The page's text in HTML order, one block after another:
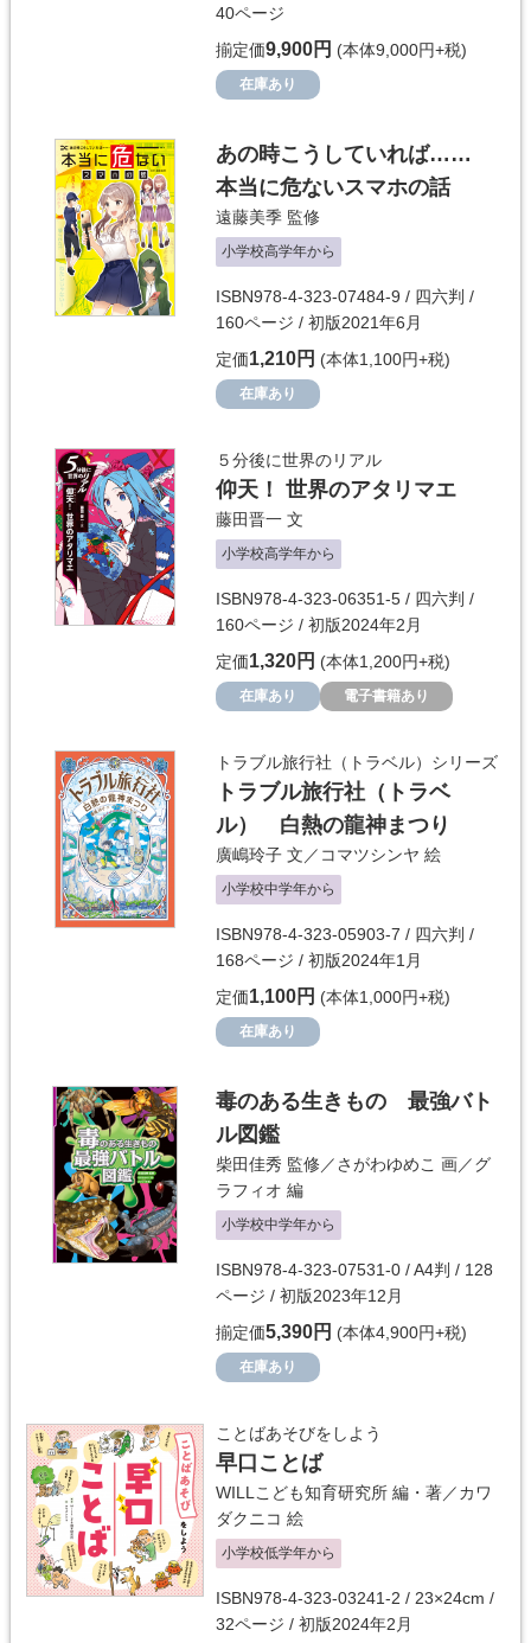
40ページ
揃定価9,900円 (本体9,000円+税)
在庫あり
あの時こうしていれば……
本当に危ないスマホの話
遠藤美季 監修
小学校高学年から
ISBN978-4-323-07484-9 / 四六判 /
160ページ / 初版2021年6月
定価1,210円 (本体1,100円+税)
在庫あり
５分後に世界のリアル
仰天！ 世界のアタリマエ
藤田晋一 文
小学校高学年から
ISBN978-4-323-06351-5 / 四六判 /
160ページ / 初版2024年2月
定価1,320円 (本体1,200円+税)
在庫あり 電子書籍あり
トラブル旅行社（トラベル）シリーズ
トラブル旅行社（トラベ
ル） 白熱の龍神まつり
廣嶋玲子 文／ コマツシンヤ 絵
小学校中学年から
ISBN978-4-323-05903-7 / 四六判 /
168ページ / 初版2024年1月
定価1,100円 (本体1,000円+税)
在庫あり
毒のある生きもの 最強バト
ル図鑑
柴田佳秀 監修／さがわゆめこ 画／グ
ラフィオ 編
小学校中学年から
ISBN978-4-323-07531-0 / A4判 / 128
ページ / 初版2023年12月
揃定価5,390円 (本体4,900円+税)
在庫あり
ことばあそびをしよう
早口ことば
WILLこども知育研究所 編・著／カワ
ダクニコ 絵
小学校低学年から
ISBN978-4-323-03241-2 / 23×24cm /
32ページ / 初版2024年2月